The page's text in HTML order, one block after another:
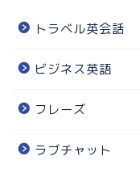
トラベル英会話
ビジネス英語
フレーズ
ラブチャット